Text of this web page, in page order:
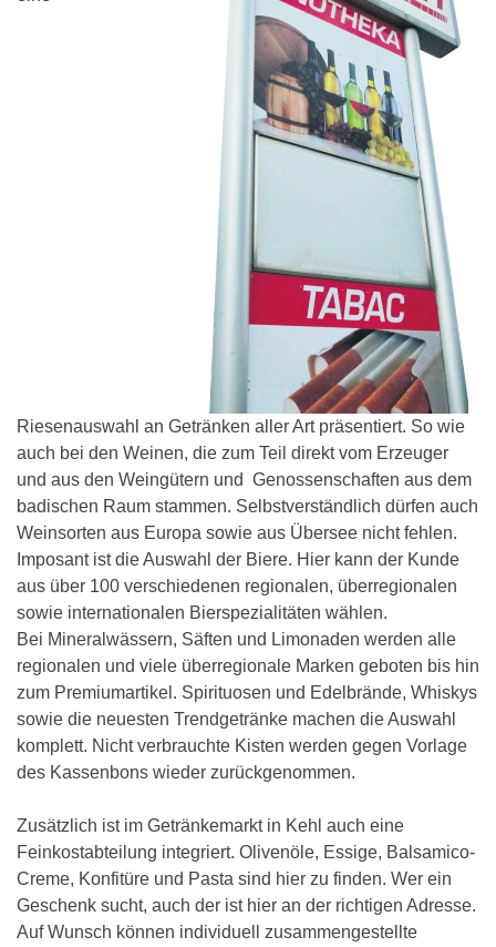
Riesenauswahl an Getränken aller Art präsentiert. So wie
auch bei den Weinen, die zum Teil direkt vom Erzeuger
und aus den Weingütern und Genossenschaften aus dem
badischen Raum stammen. Selbstverständlich dürfen auch
Weinsorten aus Europa sowie aus Übersee nicht fehlen.
Imposant ist die Auswahl der Biere. Hier kann der Kunde
aus über 100 verschiedenen regionalen, überregionalen
sowie internationalen Bierspezialitäten wählen.
Bei Mineralwässern, Säften und Limonaden werden alle
regionalen und viele überregionale Marken geboten bis hin
zum Premiumartikel. Spirituosen und Edelbrände, Whiskys
sowie die neuesten Trendgetränke machen die Auswahl
komplett. Nicht verbrauchte Kisten werden gegen Vorlage
des Kassenbons wieder zurückgenommen.
Zusätzlich ist im Getränkemarkt in Kehl auch eine
Feinkostabteilung integriert. Olivenöle, Essige, Balsamico-
Creme, Konfitüre und Pasta sind hier zu finden. Wer ein
Geschenk sucht, auch der ist hier an der richtigen Adresse.
Auf Wunsch können individuell zusammengestellte